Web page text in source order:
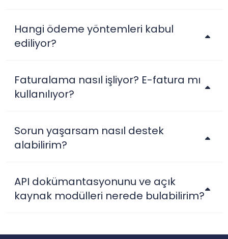
Hangi ödeme yöntemleri kabul
ediliyor?
Faturalama nasıl işliyor? E-fatura mı
kullanılıyor?
Sorun yaşarsam nasıl destek
alabilirim?
API dokümantasyonunu ve açık
kaynak modülleri nerede bulabilirim?